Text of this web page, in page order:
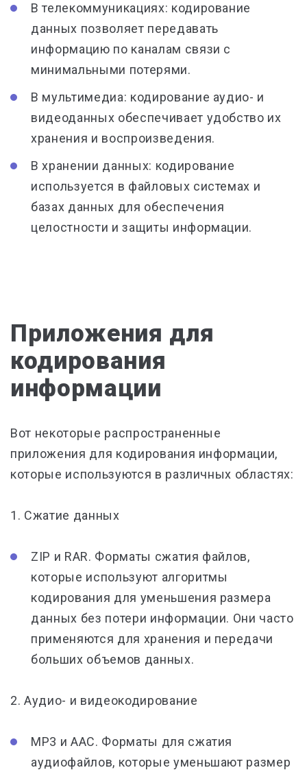
В телекоммуникациях: кодирование
данных позволяет передавать
информацию по каналам связи с
минимальными потерями.
В мультимедиа: кодирование аудио- и
видеоданных обеспечивает удобство их
хранения и воспроизведения.
В хранении данных: кодирование
используется в файловых системах и
базах данных для обеспечения
целостности и защиты информации.
Приложения для
кодирования
информации
Вот некоторые распространенные
приложения для кодирования информации,
которые используются в различных областях:
1. Сжатие данных
ZIP и RAR. Форматы сжатия файлов,
которые используют алгоритмы
кодирования для уменьшения размера
данных без потери информации. Они часто
применяются для хранения и передачи
больших объемов данных.
2. Аудио- и видеокодирование
MP3 и AAC. Форматы для сжатия
аудиофайлов, которые уменьшают размер